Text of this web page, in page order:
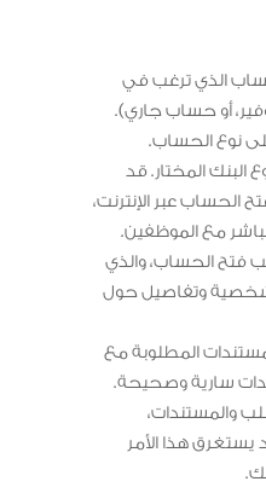
الذي ترغب في
أو حساب جاري).
نوع الحساب.
البنك المختار. قد
عبر الإنترنت،
مع الموظفين.
فتح الحساب، والذي
وتفاصيل حول
المطلوبة مع
سارية وصحيحة.
والمستندات،
هذا الأمر